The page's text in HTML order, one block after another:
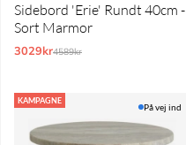
Sidebord 'Erie' Rundt 40cm -
Sort Marmor
3029krNormalpris:
4589kr
KAMPAGNE
På vej ind